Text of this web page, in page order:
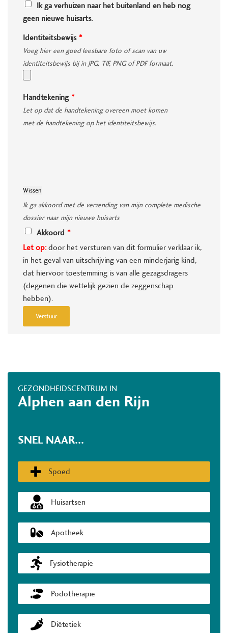
Ik ga verhuizen naar het buitenland en heb nog
geen nieuwe huisarts.
Identiteitsbewijs
Voeg hier een goed leesbare foto of scan van uw
identiteitsbewijs bij in JPG, TIF, PNG of PDF formaat.
Handtekening
Let op dat de handtekening overeen moet komen
met de handtekening op het identiteitsbewijs.
Wissen
Ik ga akkoord met de verzending van mijn complete medische
dossier naar mijn nieuwe huisarts
Akkoord
Let op:door het versturen van dit formulier verklaar ik,
in het geval van uitschrijving van een minderjarig kind,
dat hiervoor toestemming is van alle gezagsdragers
(degenen die wettelijk gezien de zeggenschap
hebben).
Verstuur
GEZONDHEIDSCENTRUM IN
Alphen aan den Rijn
SNEL NAAR...
Spoed
Huisartsen
Apotheek
Fysiotherapie
Podotherapie
Diëtetiek